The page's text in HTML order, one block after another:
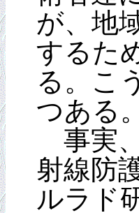
が、地
するた
る。こ
つある
事実
射線防
ルラド